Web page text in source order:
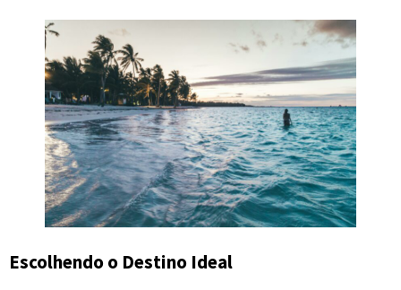
Escolhendo o Destino Ideal